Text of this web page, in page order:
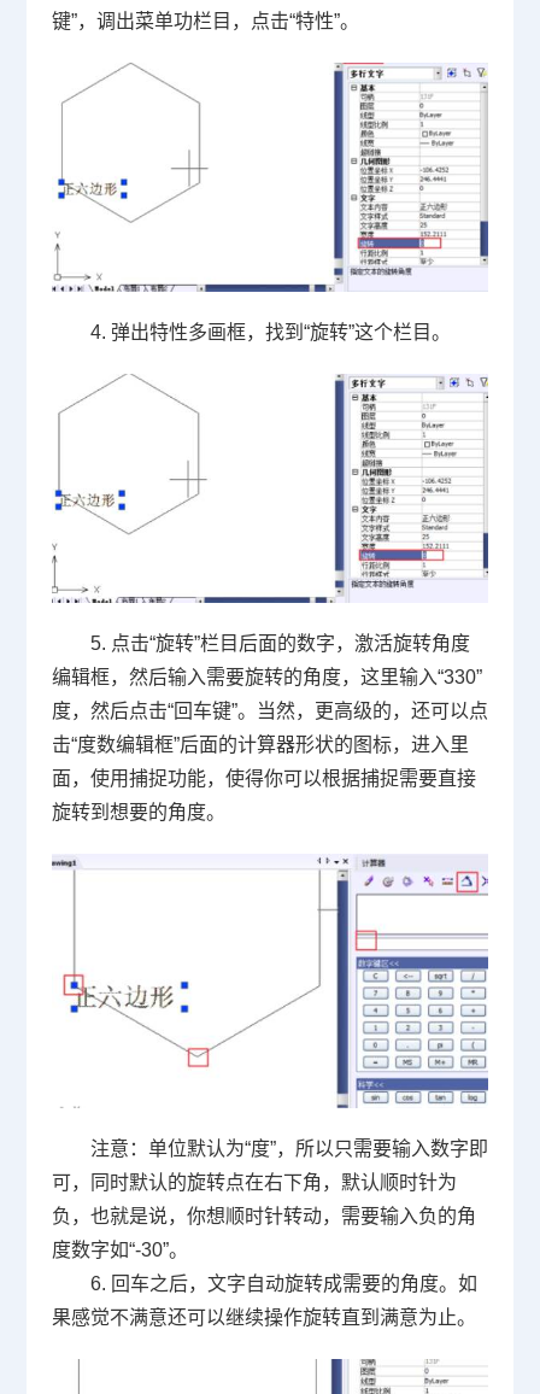
键”，调出菜单功栏目，点击“特性”。
4. 弹出特性多画框，找到“旋转”这个栏目。
5. 点击“旋转”栏目后面的数字，激活旋转角度
编辑框，然后输入需要旋转的角度，这里输入“330”
度，然后点击“回车键”。当然，更高级的，还可以点
击“度数编辑框”后面的计算器形状的图标，进入里
面，使用捕捉功能，使得你可以根据捕捉需要直接
旋转到想要的角度。
注意：单位默认为“度”，所以只需要输入数字即
可，同时默认的旋转点在右下角，默认顺时针为
负，也就是说，你想顺时针转动，需要输入负的角
度数字如“-30”。
6. 回车之后，文字自动旋转成需要的角度。如
果感觉不满意还可以继续操作旋转直到满意为止。